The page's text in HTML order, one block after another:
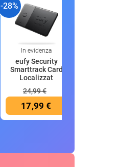
-28%
In evidenza
eufy Security
Smarttrack Card
Localizzat
24,99 €
17,99 €